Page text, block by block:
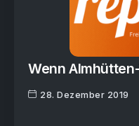
Wenn
28. Dezember 2019